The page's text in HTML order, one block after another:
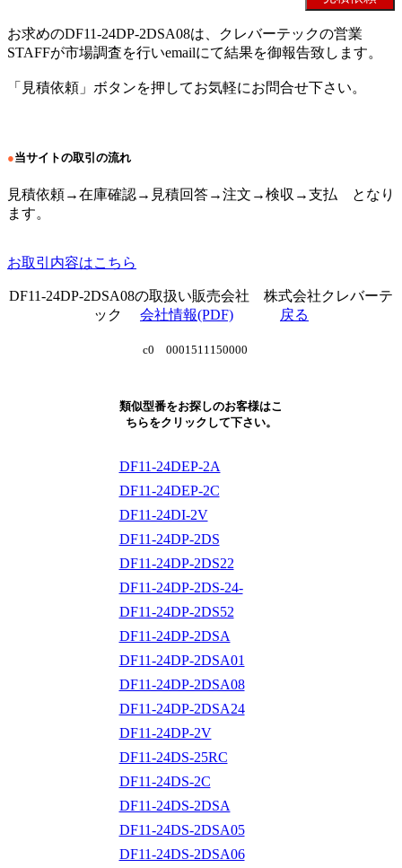
お求めのDF11-24DP-2DSA08は、クレバーテックの営業
STAFFが市場調査を行いemailにて結果を御報告致します。
「見積依頼」ボタンを押してお気軽にお問合せ下さい。
●当サイトの取引の流れ
見積依頼→在庫確認→見積回答→注文→検収→支払 となり
ます。
お取引内容はこちら
DF11-24DP-2DSA08の取扱い販売会社 株式会社クレバーテ
ック 会社情報(PDF) 戻る
c0 0001511150000
類似型番をお探しのお客様はこ
ちらをクリックして下さい。
DF11-24DEP-2A
DF11-24DEP-2C
DF11-24DI-2V
DF11-24DP-2DS
DF11-24DP-2DS22
DF11-24DP-2DS-24-
DF11-24DP-2DS52
DF11-24DP-2DSA
DF11-24DP-2DSA01
DF11-24DP-2DSA08
DF11-24DP-2DSA24
DF11-24DP-2V
DF11-24DS-25RC
DF11-24DS-2C
DF11-24DS-2DSA
DF11-24DS-2DSA05
DF11-24DS-2DSA06